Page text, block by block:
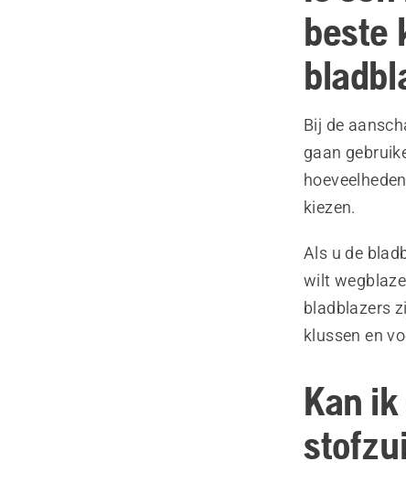
beste
Bij de
gaan
kiezen.
Als u de
wilt
bladblazers
klussen en
Kan